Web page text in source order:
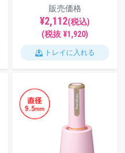
販売価格
¥2,112(税込)
(税抜 ¥1,920)
トレイに入れる